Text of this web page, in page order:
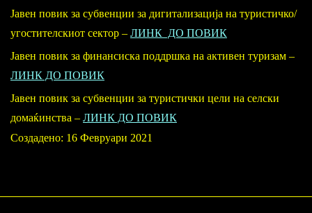
Јавен повик за субвенции за дигитализација на туристичко/
угостителскиот сектор – ЛИНК ДО ПОВИК
Јавен повик за финансиска поддршка на aктивен туризам –
ЛИНК ДО ПОВИК
Јавен повик за субвенции за туристички цели на селски
домаќинства – ЛИНК ДО ПОВИК
Создадено: 16 Февруари 2021